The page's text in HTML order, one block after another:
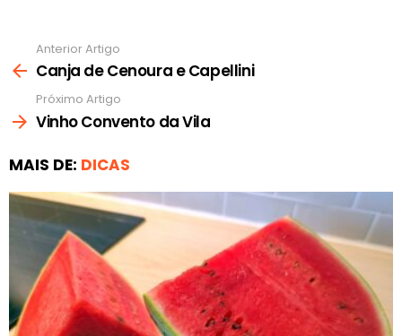
mais
Anterior Artigo
Canja de Cenoura e Capellini
Próximo Artigo
Vinho Convento da Vila
MAIS DE: DICAS